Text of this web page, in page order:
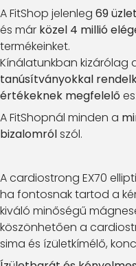
A FitShop jelenleg 69
és már közel 4 millió
termékeinket.
Kínálatunkban kizárólag
tanúsítványokkal
értékeknek megfelelő
A FitShopnál minden a
bizalomrólszól.
A cardiostrong EX70
ha fontosnak tartod a
kiváló minőségű
köszönhetően a
sima és ízületkímélő,